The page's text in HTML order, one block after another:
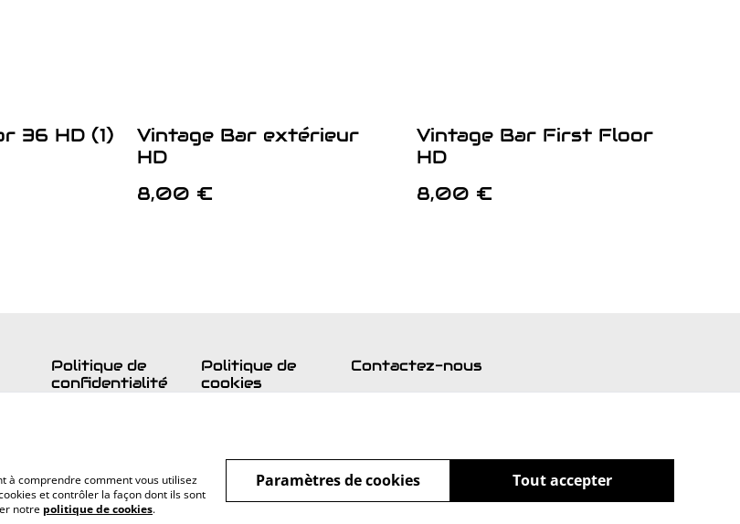
36 HD (1)
Vintage Bar extérieur
HD
8,00 €
Vintage Bar First Floor
HD
8,00 €
Politique de
confidentialité
Politique de
cookies
Contactez-nous
à comprendre comment vous utilisez
et contrôler la façon dont ils sont
notre politique de cookies.
Tout accepter
Paramètres de cookies